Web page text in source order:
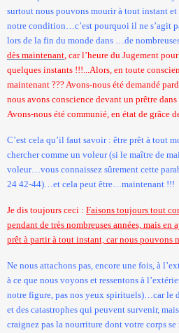
surtout nous pouvons mourir à tout instant
notre condition…c’est pourquoi il ne s’agit
lors de la fin du monde dans …de
dès maintenant , car l’heure du Jugement
quelques instants !!!...Alors, en toute
maintenant ??? Avons-nous été demandé
nous avons conscience devant un prêtre
Avons-nous été communié, en état de grâce
C’est cela qu’il faut savoir : être prêt à tout
chercher comme un voleur (si le maître de
voleur…vous connaissez sûrement cette
24 42-44)…et cela peut être…maintenant !!!
Je dis toujours ceci : Faisons toujours tout
pendant de très nombreuses années, mais en
prêt à partir à tout instant, car nous pouvons
Ne nous attachons pas, encore une fois, à
à ce que nous voyons et ressentons à
notre figure, pas nos yeux spirituels)…car le
et des catastrophes qui peuvent survenir,
craignez pas la nourriture dont votre corps